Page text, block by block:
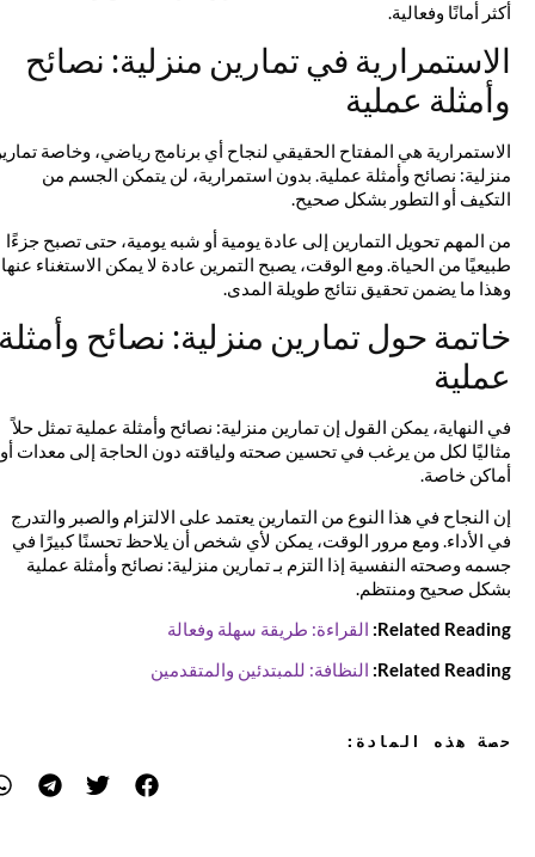
أكثر أمانًا وفعالية.
الاستمرارية في تمارين منزلية: نصائح
وأمثلة عملية
الاستمرارية هي المفتاح الحقيقي لنجاح أي برنامج رياضي، وخاصة تمارين
منزلية: نصائح وأمثلة عملية. بدون استمرارية، لن يتمكن الجسم من
التكيف أو التطور بشكل صحيح.
من المهم تحويل التمارين إلى عادة يومية أو شبه يومية، حتى تصبح جزءًا
طبيعيًا من الحياة. ومع الوقت، يصبح التمرين عادة لا يمكن الاستغناء عنها،
وهذا ما يضمن تحقيق نتائج طويلة المدى.
خاتمة حول تمارين منزلية: نصائح وأمثلة
عملية
في النهاية، يمكن القول إن تمارين منزلية: نصائح وأمثلة عملية تمثل حلاً
مثاليًا لكل من يرغب في تحسين صحته ولياقته دون الحاجة إلى معدات أو
أماكن خاصة.
إن النجاح في هذا النوع من التمارين يعتمد على الالتزام والصبر والتدرج
في الأداء. ومع مرور الوقت، يمكن لأي شخص أن يلاحظ تحسنًا كبيرًا في
جسمه وصحته النفسية إذا التزم بـ تمارين منزلية: نصائح وأمثلة عملية
بشكل صحيح ومنتظم.
Related Reading: القراءة: طريقة سهلة وفعالة
Related Reading: النظافة: للمبتدئين والمتقدمين
حصة هذه المادة: